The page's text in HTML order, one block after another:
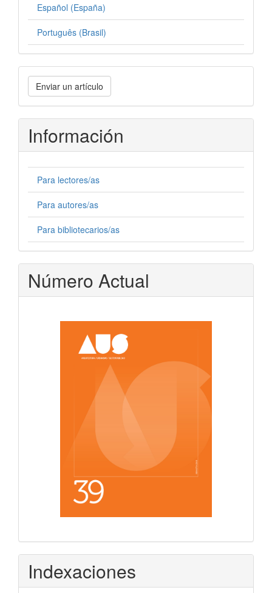
Español (España)
Português (Brasil)
Enviar
un
artículo
Enviar un artículo
Información
Para lectores/as
Para autores/as
Para bibliotecarios/as
Número Actual
Indexaciones